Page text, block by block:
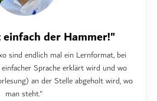
der Hammer!"
sind endlich mal ein Lernformat, bei
Sprache erklärt wird und wo
an der Stelle abgeholt wird, wo
man steht."